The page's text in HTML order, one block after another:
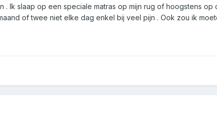
. Ik slaap op een speciale matras op mijn rug of hoogstens
of twee niet elke dag enkel bij veel pijn . Ook zou ik